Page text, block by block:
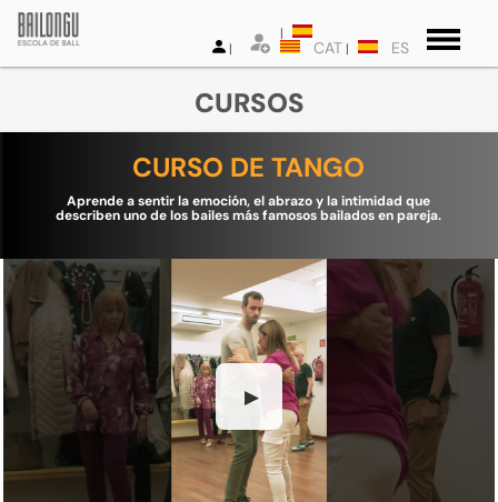
CAT ES
CURSOS
CURSO DE TANGO
Aprende a sentir la emoción, el abrazo y la intimidad que
describen uno de los bailes más famosos bailados en pareja.
▶